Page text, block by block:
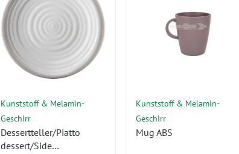
Kunststoff & Melamin-
Geschirr
Dessertteller/Piatto
dessert/Side
Kunststoff & Melamin-
Geschirr
Mug ABS